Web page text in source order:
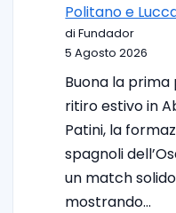
Politano e
di Fundador
5 Agosto 2026
Buona la prima
ritiro estivo in
Patini, la
spagnoli
un match
mostrando…